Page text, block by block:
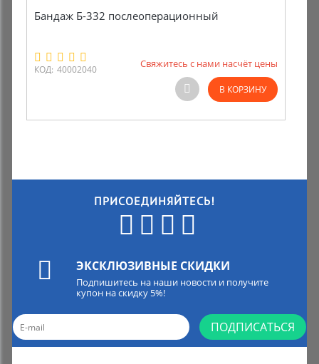
Бандаж Б-332 послеоперационный
КОД: 40002040 Свяжитесь с нами насчёт цены
В КОРЗИНУ
ПРИСОЕДИНЯЙТЕСЬ!
ЭКСКЛЮЗИВНЫЕ СКИДКИ
Подпишитесь на наши новости и получите
купон на скидку 5%!
ПОДПИСАТЬСЯ